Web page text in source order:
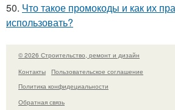
50. Что такое промокоды и как их
использовать?
© 2026 Строительство, ремонт и дизайн
Контакты
Пользовательское соглашение
Политика конфидециальности
Обратная связь